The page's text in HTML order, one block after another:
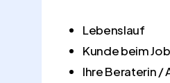
Lebenslauf
Kunde beim
Ihre Beraterin /